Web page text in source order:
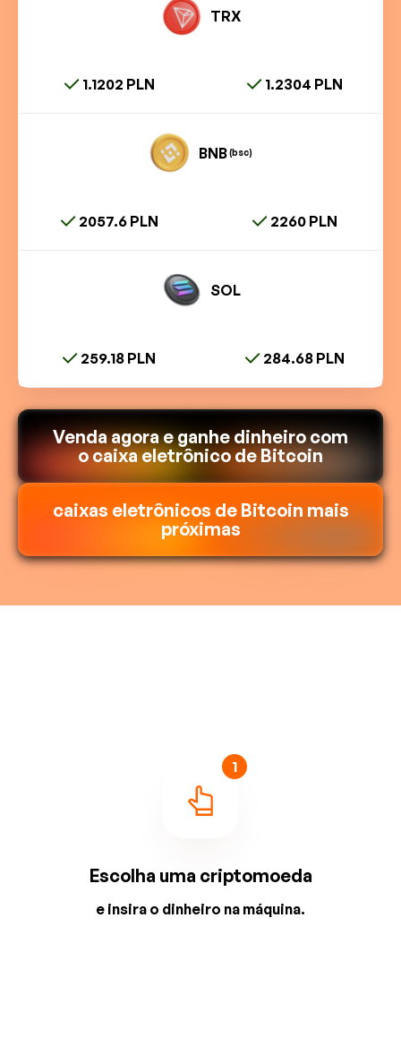
TRX
1.1202 PLN 1.2304 PLN
BNB(bsc)
2057.6 PLN 2260 PLN
SOL
259.18 PLN 284.68 PLN
Venda agora e ganhe dinheiro com
o caixa eletrônico de Bitcoin
caixas eletrônicos de Bitcoin mais
próximas
1
Escolha uma criptomoeda
e insira o dinheiro na máquina.